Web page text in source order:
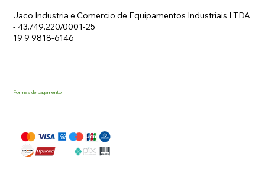
Jaco Industria e Comercio de Equipamentos Industriais LTDA
- 43.749.220/0001-25
19 9 9818-6146
Formas de pagamento